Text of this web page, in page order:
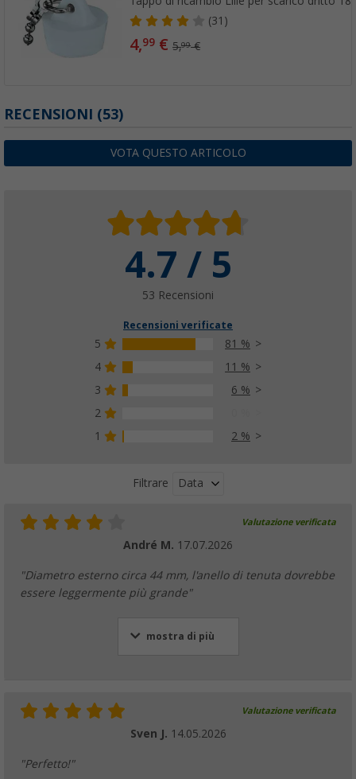
(31)
4,99 €5,99€
RECENSIONI (53)
VOTA QUESTO ARTICOLO
4.7 / 5
53 Recensioni
Recensioni verificate
5
81 %
4
11 %
3
6 %
2
1
2 %
Filtrare Data
Valutazione verificata
André M. 17.07.2026
"Diametro esterno circa 44 mm, l'anello di tenuta dovrebbe
essere leggermente più grande"
mostra di più
Valutazione verificata
Sven J. 14.05.2026
"Perfetto!"